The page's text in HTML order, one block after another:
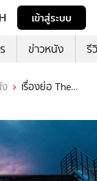
เข้าสู่ระบบ
ข่าวหนัง รี
เรื่องย่อ The